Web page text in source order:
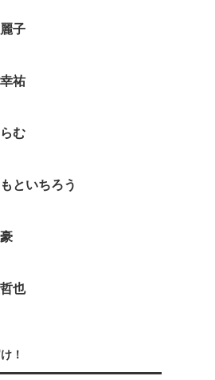
子
祐
む
といちろう
也
！